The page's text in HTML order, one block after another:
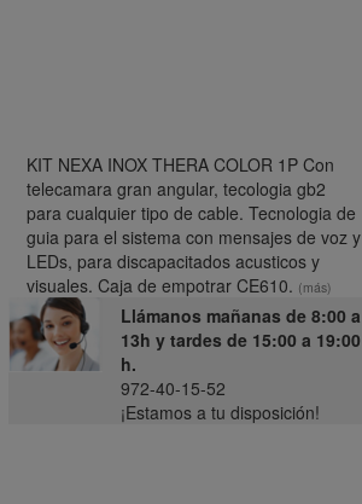
KIT NEXA INOX THERA COLOR 1P Con
telecamara gran angular, tecologia gb2
para cualquier tipo de cable. Tecnologia de
guia para el sistema con mensajes de voz y
LEDs, para discapacitados acusticos y
visuales. Caja de empotrar CE610. (más)
Llámanos mañanas de 8:00 a
13h y tardes de 15:00 a 19:00
h.
972-40-15-52
¡Estamos a tu disposición!